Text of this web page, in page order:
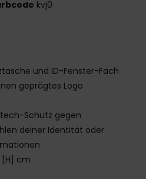
kvj0
und ID-Fenster-Fach
geprägtes Logo
Schutz gegen
deiner Identität oder
[H] cm